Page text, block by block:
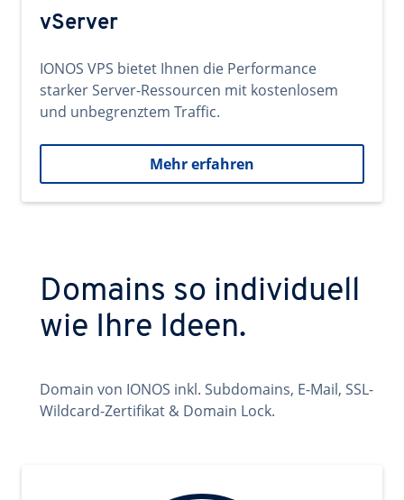
vServer
IONOS VPS bietet Ihnen die Performance
starker Server-Ressourcen mit kostenlosem
und unbegrenztem Traffic.
Mehr erfahren
Domains so individuell
wie Ihre Ideen.
Domain von IONOS inkl. Subdomains, E-Mail, SSL-
Wildcard-Zertifikat & Domain Lock.